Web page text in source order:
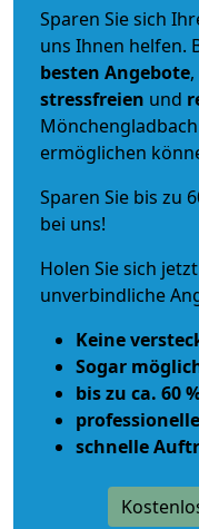
Sparen Sie sich
uns Ihnen helfen.
besten Angebote
stressfreien und
ermöglichen
Sparen Sie bis zu
bei uns!
Holen Sie sich
unverbindliche
Keine
Sogar
bis zu ca. 60
schnelle